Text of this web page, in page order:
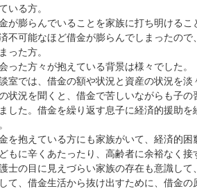
いる方。
が膨らんでいることを家族に打ち明けるこ
不可能なほど借金が膨らんでしまったの
った方。
った方々が抱えている背景は様々でした。
室では、借金の額や状況と資産の状況を
状況を聞くと、借金で苦しいながらも子
した。借金を繰り返す息子に経済的援助
を抱えている方にも家族がいて、経済的困
もに辛くあたったり、高齢者に余裕なく接
士の目に見えづらい家族の存在も意識して
て、借金生活から抜け出すために、借金